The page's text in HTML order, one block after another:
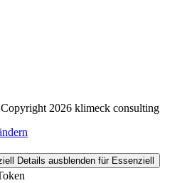
2026 klimeck consulting
Details ausblenden für Essenziell